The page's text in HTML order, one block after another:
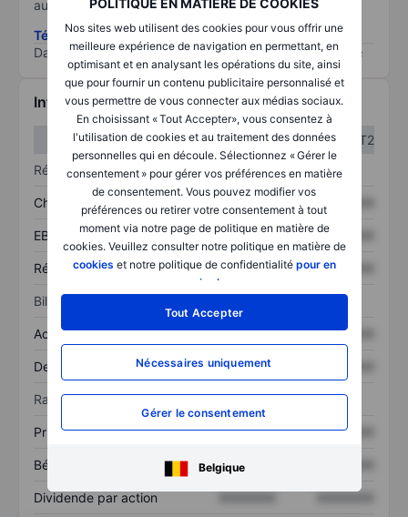
POLITIQUE EN MATIÈRE DE COOKIES
Nos sites web utilisent des cookies pour vous offrir une
meilleure expérience de navigation en permettant, en
optimisant et en analysant les opérations du site, ainsi
que pour fournir un contenu publicitaire personnalisé et
vous permettre de vous connecter aux médias sociaux.
En choisissant « Tout Accepter», vous consentez à
l'utilisation de cookies et au traitement des données
personnelles qui en découle. Sélectionnez « Gérer le
consentement » pour gérer vos préférences en matière
de consentement. Vous pouvez modifier vos
préférences ou retirer votre consentement à tout
moment via notre page de politique en matière de
cookies. Veuillez consulter notre politique en matière de
cookies et notre politique de confidentialité pour en
savoir plus
Tout Accepter
Nécessaires uniquement
Gérer le consentement
Belgique
au risque le plus élevé).
Télécharger la méthodologie ESG (en anglais)
Data provided by
/
Informations financières
T1
T2
Résultats
Chiffre d’affaires
EBITDA XXXXXXX XXXXXXX
Résultat net XXXXXXX XXXXXXX
Bilan
Actif total XXXXXXX XXXXXXX
Dette totale XXXXXXX
Ratios
Prix / ventes XXXXXXX XXXXXXX
Bénéfice par action XXXXXXX
Dividende par action